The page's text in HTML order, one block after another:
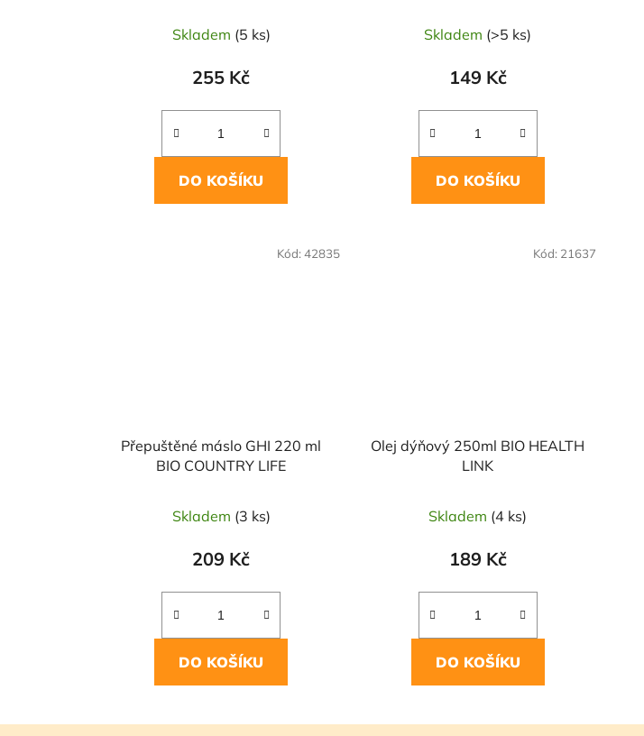
Skladem (5 ks)
255 Kč
DO KOŠÍKU
Skladem (>5 ks)
149 Kč
DO KOŠÍKU
Přepuštěné máslo GHI 220 ml
BIO COUNTRY LIFE
Skladem (3 ks)
209 Kč
DO KOŠÍKU
Kód: 42835
Olej dýňový 250ml BIO HEALTH
LINK
Skladem (4 ks)
189 Kč
DO KOŠÍKU
Kód: 21637